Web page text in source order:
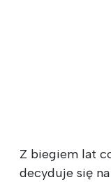
Z biegiem lat
decyduje się